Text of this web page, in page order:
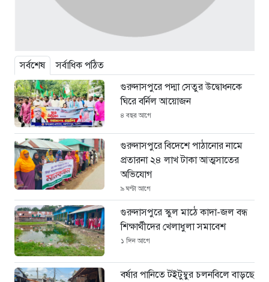
সর্বশেষ
সর্বাধিক পঠিত
গুরুদাসপুরে পদ্মা সেতুর উদ্বোধনকে
ঘিরে বর্নিল আয়োজন
৪ বছর আগে
গুরুদাসপুরে বিদেশে পাঠানোর নামে
প্রতারনা ২৪ লাখ টাকা আত্মসাতের
অভিযোগ
৯ ঘণ্টা আগে
গুরুদাসপুরে স্কুল মাঠে কাদা-জল বন্ধ
শিক্ষার্থীদের খেলাধুলা সমাবেশ
১ দিন আগে
বর্ষার পানিতে টইটুম্বুর চলনবিলে বাড়ছে